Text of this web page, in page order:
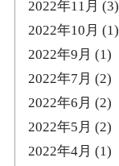
2022年11月 (3)
2022年10月 (1)
2022年9月 (1)
2022年7月 (2)
2022年6月 (2)
2022年5月 (2)
2022年4月 (1)